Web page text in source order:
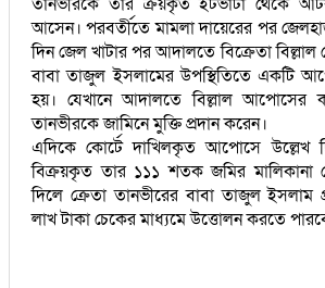
আসেন। পরবর্তীতে মামলা দায়েরের পর
দিন জেল খাটার পর আদালতে বিক্রেতা বিল্লাল
বাবা তাজুল ইসলামের উপস্থিতিতে একটি
হয়। যেখানে আদালতে বিল্লাল
তানভীরকে জামিনে মুক্তি প্রদান করেন।
এদিকে কোর্টে দাখিলকৃত আপোসে উল্লেখ
বিক্রয়কৃত তার ১১১ শতক জমির মালিকানা
দিলে ক্রেতা তানভীরের বাবা তাজুল
লাখ টাকা চেকের মাধ্যমে উত্তোলন করতে